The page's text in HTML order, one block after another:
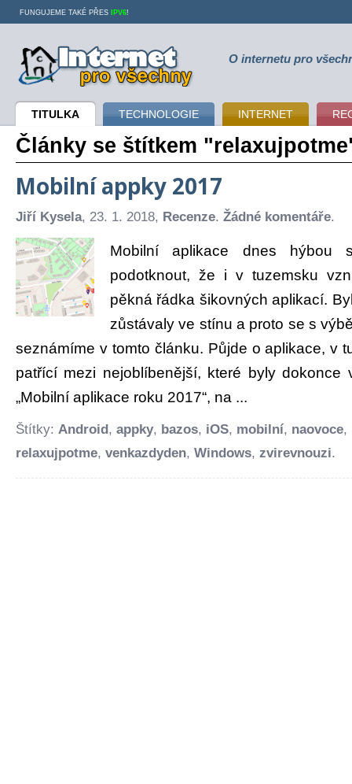
Internet pro všechny O internetu pro
TITULKA TECHNOLOGIE INTERNET
FUNGUJEME TAKÉ PŘES IPV6!
Články se štítkem
Mobilní appky 2017
Jiří Kysela, 23. 1. 2018, Recenze. Žádné komentáře.
Mobilní aplikace dnes hýbou
podotknout, že i v tuzemsku
pěkná řádka šikovných aplikací.
zůstávaly ve stínu a proto se s
seznámíme v tomto článku. Půjde o aplikace, v
patřící mezi nejoblíbenější, které byly dokonce
„Mobilní aplikace roku 2017“, na ...
Štítky: Android , appky, bazos, iOS, mobilní, naovoce,
relaxujpotme, venkazdyden, Windows, zvirevnouzi.